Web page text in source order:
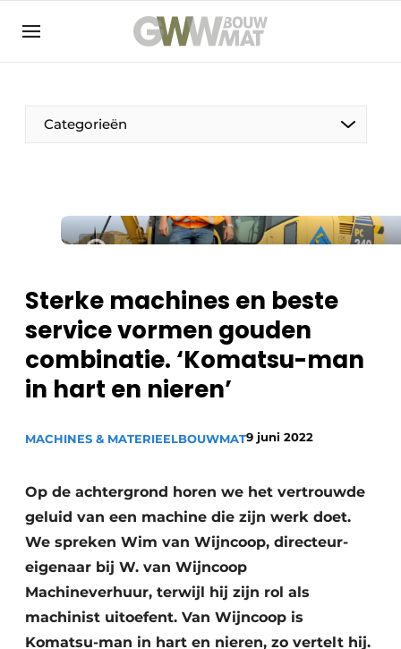
NL EN
Categorieën
De Pen
Duurzaamheid & Innovatie
Fundering
Sterke machines en beste
service vormen gouden
combinatie. ‘Komatsu-man
in hart en nieren’
MACHINES & MATERIEELBOUWMAT9 juni 2022
Op de achtergrond horen we het vertrouwde
geluid van een machine die zijn werk doet.
We spreken Wim van Wijncoop, directeur-
eigenaar bij W. van Wijncoop
Machineverhuur, terwijl hij zijn rol als
machinist uitoefent. Van Wijncoop is
Komatsu-man in hart en nieren, zo vertelt hij.